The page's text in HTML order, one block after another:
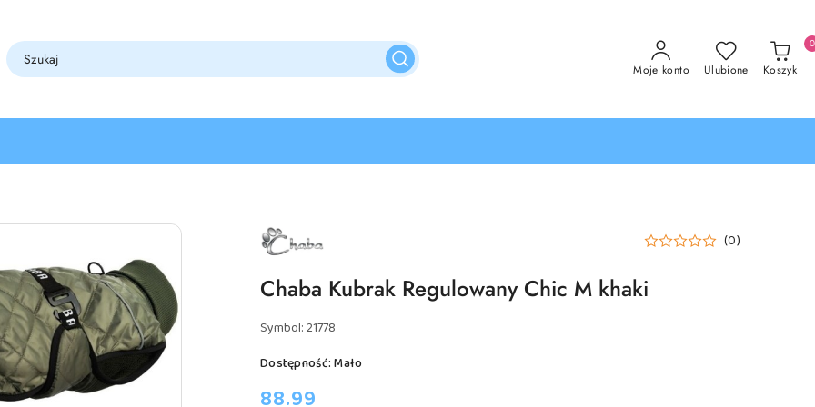
Moje konto Ulubione Koszyk
0
NAZWA
PRODUCENTA:
CHABA
(0)
Chaba Kubrak Regulowany Chic M khaki
Symbol:21778
Dostępność:Mało
cena:
88.99